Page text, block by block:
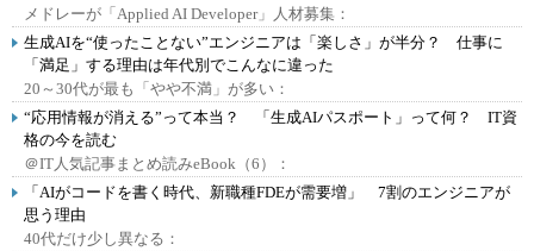
メドレーが「Applied AI Developer」人材募集：
生成AIを“使ったことない”エンジニアは「楽しさ」が半分？ 仕事に
「満足」する理由は年代別でこんなに違った
20～30代が最も「やや不満」が多い：
“応用情報が消える”って本当？ 「生成AIパスポート」って何？ IT資
格の今を読む
＠IT人気記事まとめ読みeBook（6）：
「AIがコードを書く時代、新職種FDEが需要増」 7割のエンジニアが
思う理由
40代だけ少し異なる：